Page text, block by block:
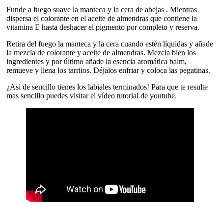
Funde a fuego suave la manteca y la cera de abejas . Mientras
dispersa el colorante en el aceite de almendras que contiene la
vitamina E hasta deshacer el pigmento por completo y reserva.
Retira del fuego la manteca y la cera cuando estén líquidas y añade
la mezcla de colorante y aceite de almendras. Mezcla bien los
ingredientes y por último añade la esencia aromática balm,
remueve y llena los tarritos. Déjalos enfriar y coloca las pegatinas.
¿Así de sencillo tienes los labiales terminados! Para que te resulte
mas sencillo puedes visitar el vídeo tutorial de youtube.